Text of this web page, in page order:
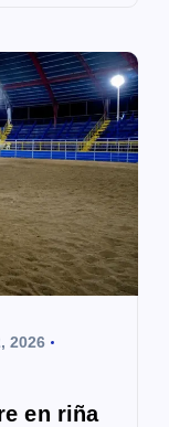
2026
en riña